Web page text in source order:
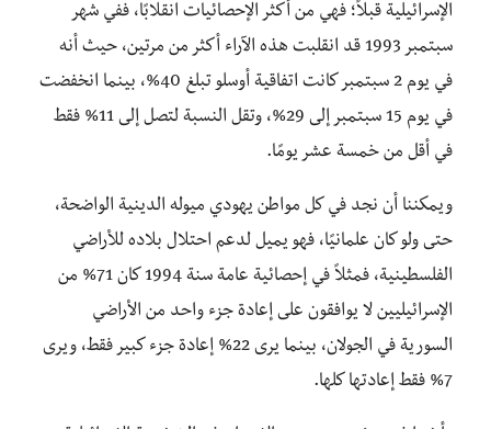
الإسرائيلية قبلاً؛ فهي من أكثر الإحصائيات انقلابًا، ففي شهر
سبتمبر 1993 قد انقلبت هذه الآراء أكثر من مرتين، حيث أنه
في يوم 2 سبتمبر كانت اتفاقية أوسلو تبلغ 40%، بينما انخفضت
في يوم 15 سبتمبر إلى 29%، وتقل النسبة لتصل إلى 11% فقط
في أقل من خمسة عشر يومًا.
ويمكننا أن نجد في كل مواطن يهودي ميوله الدينية الواضحة،
حتى ولو كان علمانيًا، فهو يميل لدعم احتلال بلاده للأراضي
الفلسطينية، فمثلاً في إحصائية عامة سنة 1994 كان 71% من
الإسرائيليين لا يوافقون على إعادة جزء واحد من الأراضي
السورية في الجولان، بينما يرى 22% إعادة جزء كبير فقط، ويرى
7% فقط إعادتها كلها.